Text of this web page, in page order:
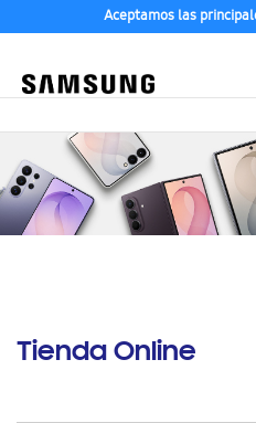
Aceptamos las
Tienda Online